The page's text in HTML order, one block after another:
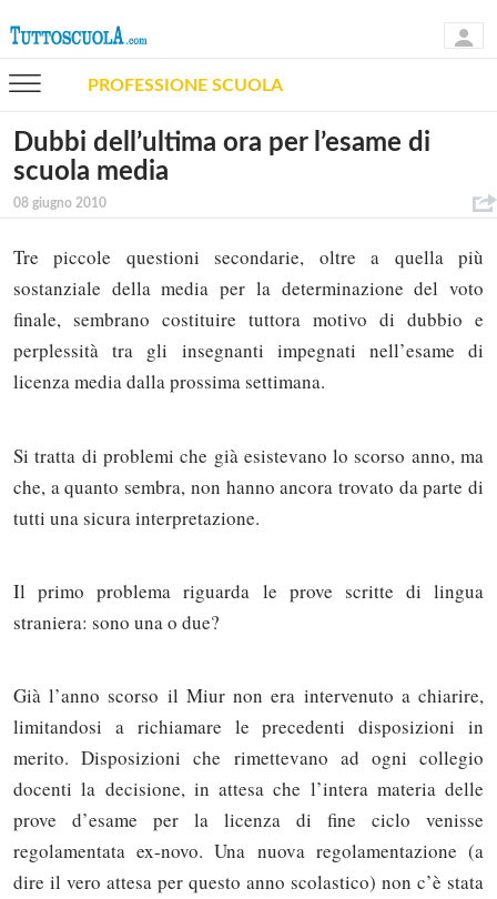
PROFESSIONE SCUOLA
Dubbi dell’ultima ora per l’esame di
scuola media
08 giugno 2010
Tre piccole questioni secondarie, oltre a quella più
sostanziale della media per la determinazione del voto
finale, sembrano costituire tuttora motivo di dubbio e
perplessità tra gli insegnanti impegnati nell’esame di
licenza media dalla prossima settimana.
Si tratta di problemi che già esistevano lo scorso anno, ma
che, a quanto sembra, non hanno ancora trovato da parte di
tutti una sicura interpretazione.
Il primo problema riguarda le prove scritte di lingua
straniera: sono una o due?
Già l’anno scorso il Miur non era intervenuto a chiarire,
limitandosi a richiamare le precedenti disposizioni in
merito. Disposizioni che rimettevano ad ogni collegio
docenti la decisione, in attesa che l’intera materia delle
prove d’esame per la licenza di fine ciclo venisse
regolamentata ex-novo. Una nuova regolamentazione (a
dire il vero attesa per questo anno scolastico) non c’è stata